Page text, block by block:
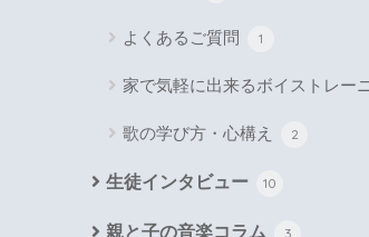
よくあるご質問 1
家で気軽に出来るボイストレー
歌の学び方・心構え 2
生徒インタビュー 10
親と子の音楽コラム 3